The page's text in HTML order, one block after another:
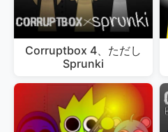
Corruptbox 4、ただし
Sprunki